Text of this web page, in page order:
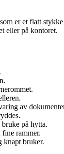
er et flatt
eller på kontoret.
av
på hytta.
rammer.
knapt bruker.